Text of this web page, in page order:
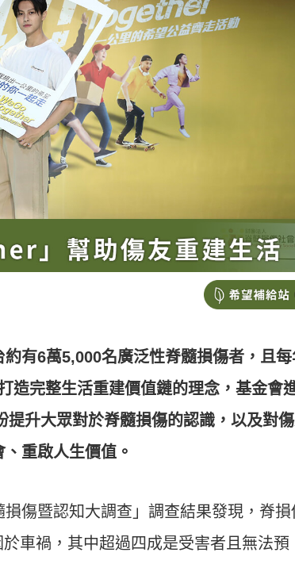
有6萬5,000名廣泛性脊髓損傷者，且每
造完整生活重建價值鏈的理念，基金會
升大眾對於脊髓損傷的認識，以及對
重啟人生價值。
傷暨認知大調查」調查結果發現，脊損
車禍，其中超過四成是受害者且無法預